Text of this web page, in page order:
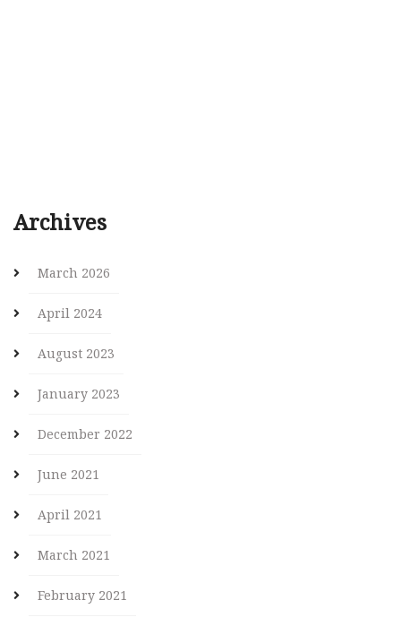
Archives
March 2026
April 2024
August 2023
January 2023
December 2022
June 2021
April 2021
March 2021
February 2021